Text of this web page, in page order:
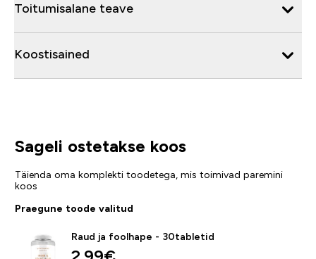
Toitumisalane teave
Koostisained
Sageli ostetakse koos
Täienda oma komplekti toodetega, mis toimivad paremini
koos
Praegune toode valitud
Raud ja foolhape - 30tabletid